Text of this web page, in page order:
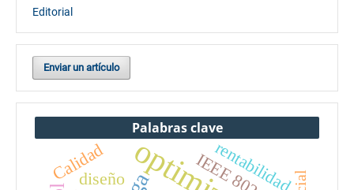
Editorial
Enviar un artículo
Palabras clave
rentabilidad
diseño
Calidad